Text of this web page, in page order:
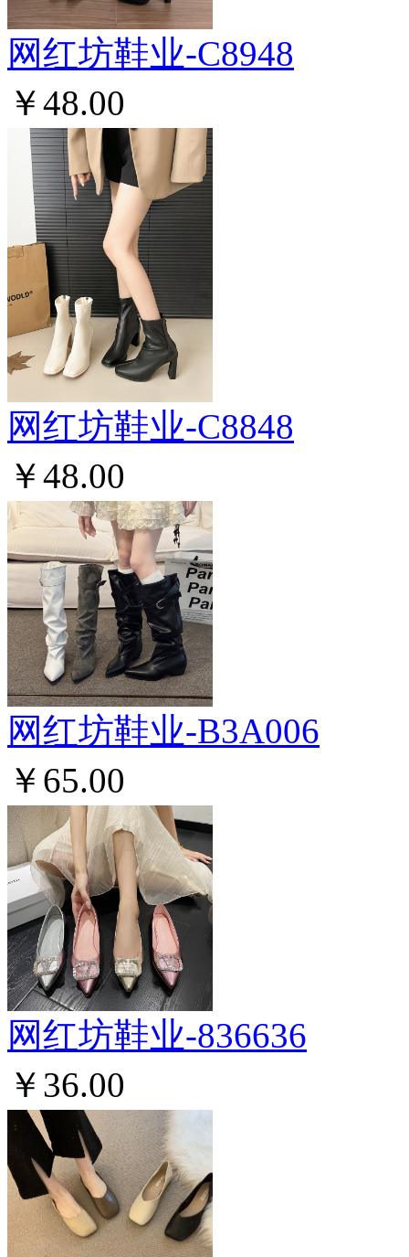
网红坊鞋业-C8948
￥48.00
网红坊鞋业-C8848
￥48.00
网红坊鞋业-B3A006
￥65.00
网红坊鞋业-836636
￥36.00